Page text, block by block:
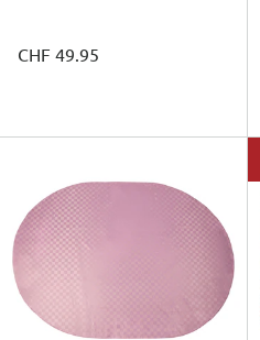
CHF 49.95